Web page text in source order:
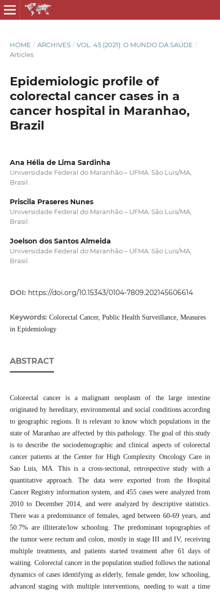
HOME / ARCHIVES / VOL. 45 (2021): O MUNDO DA SAÚDE /
Articles
Epidemiologic profile of
colorectal cancer cases in a
cancer hospital in Maranhao,
Brazil
Ana Hélia de Lima Sardinha
Universidade Federal do Maranhão – UFMA. São Luís/MA,
Brasil.
Priscila Praseres Nunes
Universidade Federal do Maranhão – UFMA. São Luís/MA,
Brasil.
Joelson dos Santos Almeida
Universidade Federal do Maranhão – UFMA. São Luís/MA,
Brasil.
DOI: https://doi.org/10.15343/0104-7809.202145606614
Keywords: Colorectal Cancer, Public Health Surveillance, Measures
in Epidemiology
ABSTRACT
Colorectal cancer is a malignant neoplasm of the large intestine
originated by hereditary, environmental and social conditions according
to geographic regions. It is relevant to know which populations in the
state of Maranhao are affected by this pathology. The goal of this study
is to describe the sociodemographic and clinical aspects of colorectal
cancer patients at the Center for High Complexity Oncology Care in
Sao Luis, MA. This is a cross-sectional, retrospective study with a
quantitative approach. The data were exported from the Hospital
Cancer Registry information system, and 455 cases were analyzed from
2010 to December 2014, and were analyzed by descriptive statistics.
There was a predominance of females, aged between 60-69 years, and
50.7% are illiterate/low schooling. The predominant topographies of
the tumor were rectum and colon, mostly in stage III and IV, receiving
multiple treatments, and patients started treatment after 61 days of
waiting. Colorectal cancer in the population studied follows the national
dynamics of cases identifying as elderly, female gender, low schooling,
advanced staging with multiple interventions, needing to wait a time